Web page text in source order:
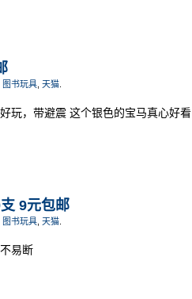
图书玩具 天猫
玩，带避震 这个银色的宝马真心好看
9元包邮
图书玩具 天猫
易断